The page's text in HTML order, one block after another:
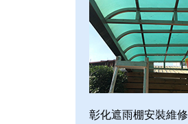
彰化遮雨棚安裝維修